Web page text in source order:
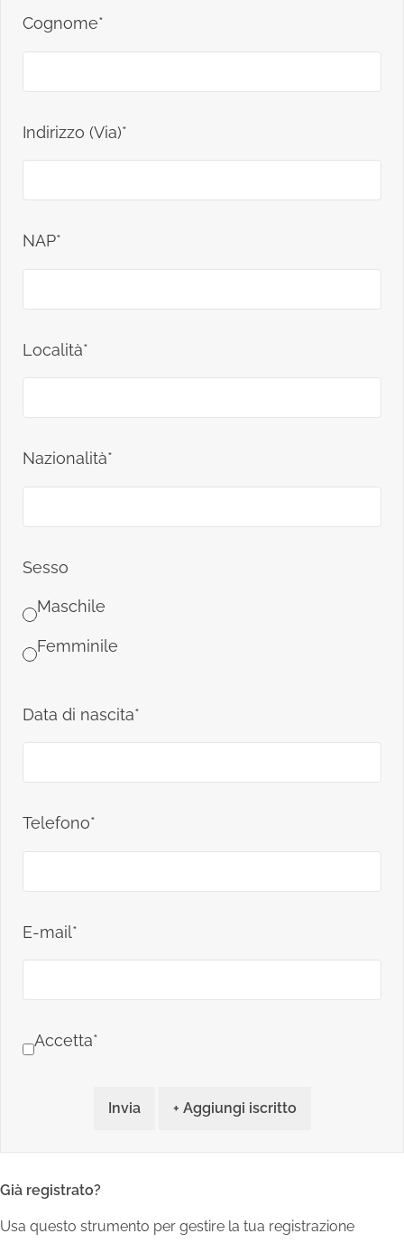
Cognome*
Indirizzo (Via)*
NAP*
Località*
Nazionalità*
Sesso
Maschile
Femminile
Data di nascita*
Telefono*
E-mail*
Accetta*
Invia + Aggiungi iscritto
Già registrato?
Usa questo strumento per gestire la tua registrazione